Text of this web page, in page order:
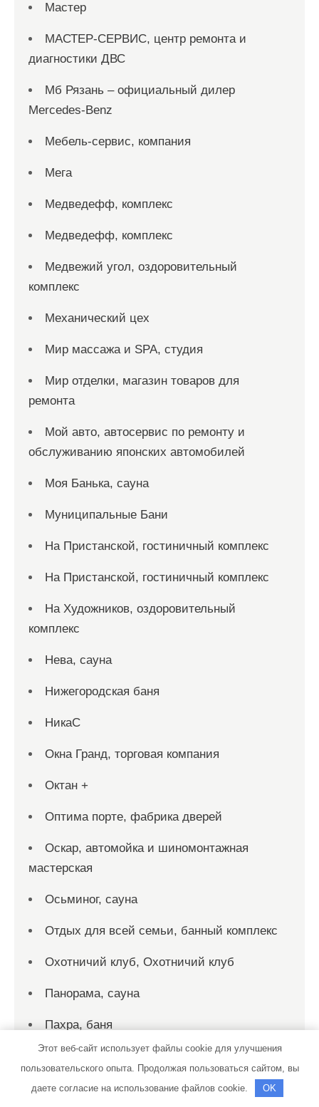
Мастер
МАСТЕР-СЕРВИС, центр ремонта и
диагностики ДВС
Мб Рязань – официальный дилер
Mercedes-Benz
Мебель-сервис, компания
Мега
Медведефф, комплекс
Медведефф, комплекс
Медвежий угол, оздоровительный
комплекс
Механический цех
Мир массажа и SPA, студия
Мир отделки, магазин товаров для
ремонта
Мой авто, автосервис по ремонту и
обслуживанию японских автомобилей
Моя Банька, сауна
Муниципальные Бани
На Пристанской, гостиничный комплекс
На Пристанской, гостиничный комплекс
На Художников, оздоровительный
комплекс
Нева, сауна
Нижегородская баня
НикаС
Окна Гранд, торговая компания
Октан +
Оптима порте, фабрика дверей
Оскар, автомойка и шиномонтажная
мастерская
Осьминог, сауна
Отдых для всей семьи, банный комплекс
Охотничий клуб, Охотничий клуб
Панорама, сауна
Пахра, баня
Персона Стиль, спортивно-
оздоровительный клуб
Этот веб-сайт использует файлы cookie для улучшения
пользовательского опыта. Продолжая пользоваться сайтом, вы
даете согласие на использование файлов cookie.
OK